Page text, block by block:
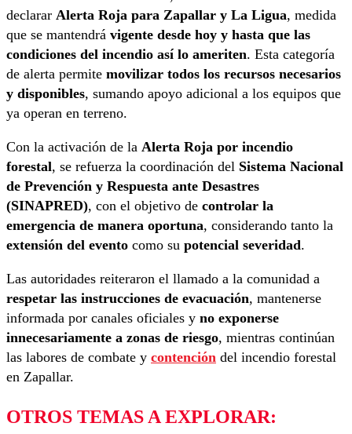
declarar Alerta Roja para Zapallar y La Ligua, medida
que se mantendrá vigente desde hoy y hasta que las
condiciones del incendio así lo ameriten. Esta categoría
de alerta permite movilizar todos los recursos necesarios
y disponibles, sumando apoyo adicional a los equipos que
ya operan en terreno.
Con la activación de la Alerta Roja por incendio
forestal, se refuerza la coordinación del Sistema Nacional
de Prevención y Respuesta ante Desastres
(SINAPRED), con el objetivo de controlar la
emergencia de manera oportuna, considerando tanto la
extensión del evento como su potencial severidad.
Las autoridades reiteraron el llamado a la comunidad a
respetar las instrucciones de evacuación, mantenerse
informada por canales oficiales y no exponerse
innecesariamente a zonas de riesgo, mientras continúan
las labores de combate y contención del incendio forestal
en Zapallar.
OTROS TEMAS A EXPLORAR: